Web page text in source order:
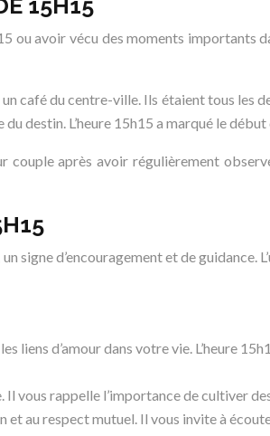
avoir vécu des moments importants
café du centre-ville. Ils étaient tous les
destin. L’heure 15h15 a marqué le début
couple après avoir régulièrement
signe d’encouragement et de guidance.
liens d’amour dans votre vie. L’heure
vous rappelle l’importance de cultiver
et au respect mutuel. Il vous invite à